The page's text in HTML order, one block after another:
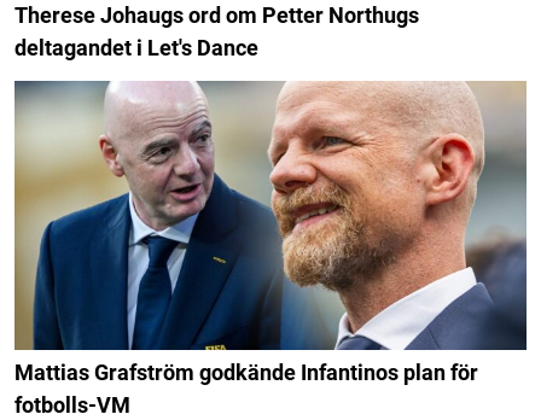
Therese Johaugs ord om Petter Northugs
deltagandet i Let's Dance
Mattias Grafström godkände Infantinos plan för
fotbolls-VM